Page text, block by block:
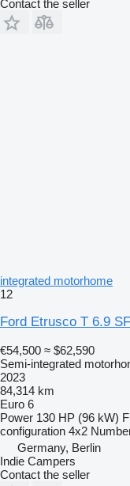
Contact the seller
integrated motorhome
12
Ford Etrusco T 6.9 SF
€54,500 ≈ $62,590
Semi-integrated
2023
84,314 km
Euro 6
Power 130 HP (96 kW)
configuration 4x2
Germany, Berlin
Indie Campers
Contact the seller